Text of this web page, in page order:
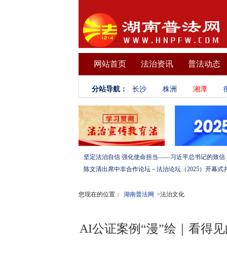
网站首页 法治资讯 普法动态
分站导航： 长沙 株洲 湘潭
坚定法治自信 强化使
您现在的位置： 湖南普法网 >法治文化
AI公证案例“漫”绘｜看得